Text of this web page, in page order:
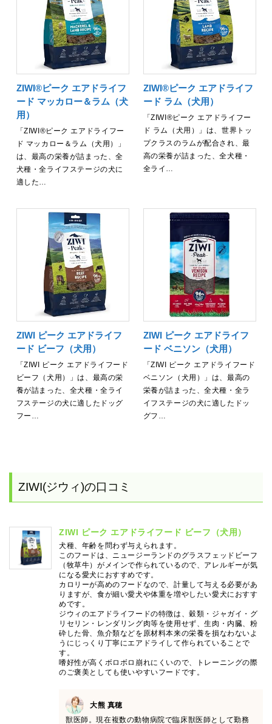
ZIWI®ピーク エアドライフ
ード マッカロー＆ラム（犬
用）
「ZIWI®ピーク エアドライフー
ド マッカロー＆ラム（犬用）」
は、最高の栄養が詰まった、全
犬種・全ライフステージの犬に
適した…
ZIWI®ピーク エアドライフ
ード ラム（犬用）
「ZIWI®ピーク エアドライフー
ド ラム（犬用）」は、世界トッ
プクラスのラムが配合され、最
高の栄養が詰まった、全犬種・
全ライ…
ZIWI ピーク エアドライフ
ード ビーフ（犬用）
「ZIWI ピーク エアドライフード
ビーフ（犬用）」は、最高の栄
養が詰まった、全犬種・全ライ
フステージの犬に適したドッグ
フー…
ZIWI ピーク エアドライフ
ード ベニソン（犬用）
「ZIWI ピーク エアドライフード
ベニソン（犬用）」は、最高の
栄養が詰まった、全犬種・全ラ
イフステージの犬に適したドッ
グフ…
ZIWI(ジウィ)の口コミ
ZIWI ピーク エアドライフード ビーフ（犬用）
犬種、年齢を問わず与えられます。
このフードは、ニュージーランドのグラスフェッドビーフ
（牧草牛）がメインで作られているので、アレルギーが気
になる愛犬におすすめです。
カロリーが高めのフードなので、計量して与える必要があ
りますが、食が細い愛犬や体重を増やしたい愛犬におすす
めです。
ジウィのエアドライフードの特徴は、穀類・ジャガイ・グ
リセリン・レンダリング肉等を使用せず、生肉・内臓、粉
砕した骨、魚介類などを原材料本来の栄養を損なわないよ
うにじっくり丁寧にエアドライして作られていることで
す。
嗜好性が高くボロボロ崩れにくいので、トレーニングの際
のご褒美としても使いやすいフードです。
大熊 真穂
獣医師。現在複数の動物病院で臨床獣医師として勤務